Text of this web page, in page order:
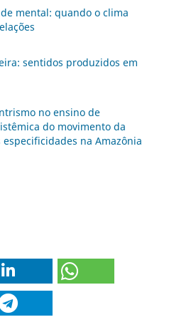
mental: quando o clima
sentidos produzidos em
no ensino de
do movimento da
na Amazônia